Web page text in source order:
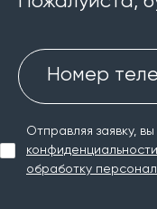
Номер
Отправляя заявку,
обработку